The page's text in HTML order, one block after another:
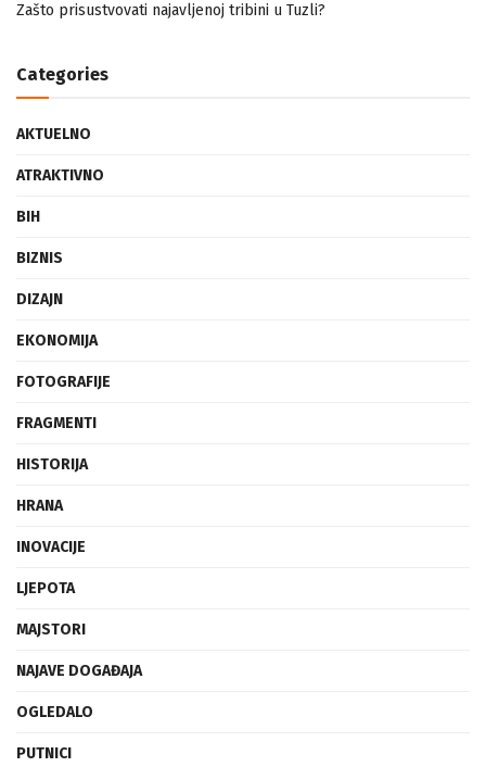
Zašto prisustvovati najavljenoj tribini u Tuzli?
Categories
AKTUELNO
ATRAKTIVNO
BIH
BIZNIS
DIZAJN
EKONOMIJA
FOTOGRAFIJE
FRAGMENTI
HISTORIJA
HRANA
INOVACIJE
LJEPOTA
MAJSTORI
NAJAVE DOGAĐAJA
OGLEDALO
PUTNICI